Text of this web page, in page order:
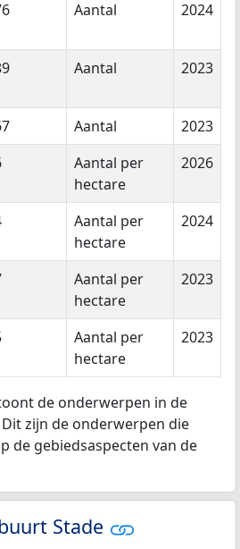
Aantal 2024
Aantal 2023
Aantal
2023
Aantal per
hectare
2026
Aantal per
hectare
2024
Aantal per
hectare
2023
Aantal per
hectare
2023
de onderwerpen in de
zijn de onderwerpen die
de gebiedsaspecten van de
Stade